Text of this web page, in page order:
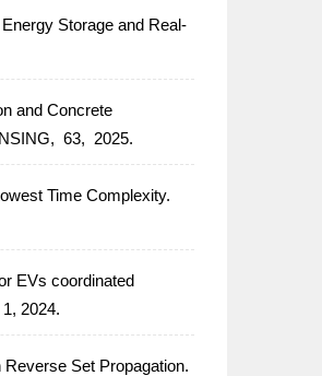
Storage and Real-
and Concrete
63, 2025.
Time Complexity.
EVs coordinated
1, 2024.
Set Propagation.